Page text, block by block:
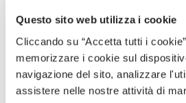
Questo sito web utilizza i cookie
Cliccando su “Accetta tutti i
memorizzare i cookie sul
navigazione del sito, analizzare
assistere nelle nostre attività di